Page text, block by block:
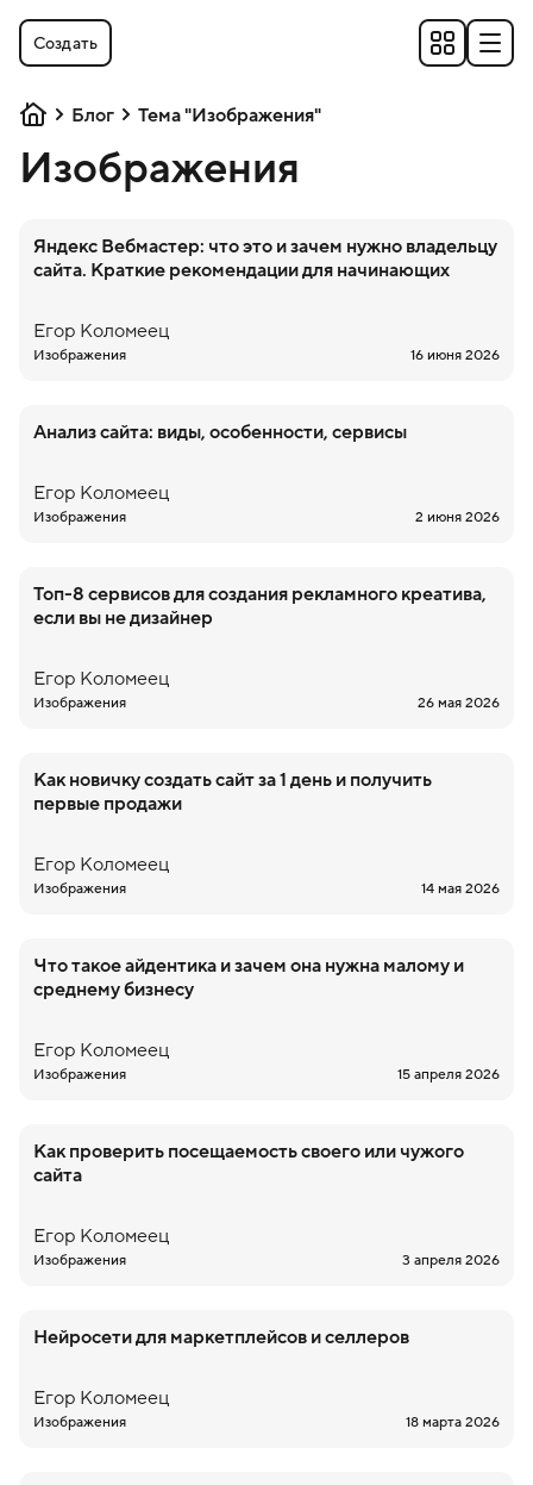
Создать
Блог Тема "Изображения"
Изображения
Яндекс Вебмастер: что это и зачем нужно владельцу
сайта. Краткие рекомендации для начинающих
Егор Коломеец
Изображения 16 июня 2026
Анализ сайта: виды, особенности, сервисы
Егор Коломеец
Изображения 2 июня 2026
Топ-8 сервисов для создания рекламного креатива,
если вы не дизайнер
Егор Коломеец
Изображения 26 мая 2026
Как новичку создать сайт за 1 день и получить
первые продажи
Егор Коломеец
Изображения 14 мая 2026
Что такое айдентика и зачем она нужна малому и
среднему бизнесу
Егор Коломеец
Изображения 15 апреля 2026
Как проверить посещаемость своего или чужого
сайта
Егор Коломеец
Изображения 3 апреля 2026
Нейросети для маркетплейсов и селлеров
Егор Коломеец
Изображения 18 марта 2026